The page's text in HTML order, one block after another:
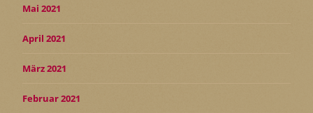
Mai 2021
April 2021
März 2021
Februar 2021